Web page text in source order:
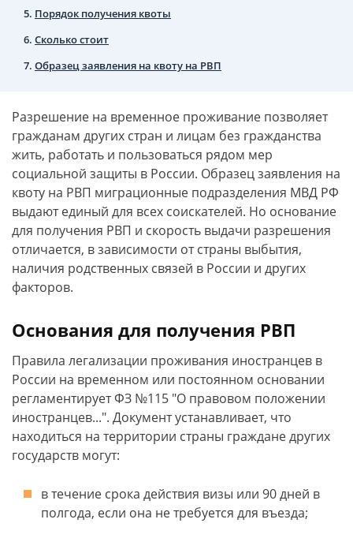
Порядок получения квоты
Сколько стоит
Образец заявления на квоту на РВП
Разрешение на временное проживание позволяет
гражданам других стран и лицам без гражданства
жить, работать и пользоваться рядом мер
социальной защиты в России. Образец заявления на
квоту на РВП миграционные подразделения МВД РФ
выдают единый для всех соискателей. Но основание
для получения РВП и скорость выдачи разрешения
отличается, в зависимости от страны выбытия,
наличия родственных связей в России и других
факторов.
Основания для получения РВП
Правила легализации проживания иностранцев в
России на временном или постоянном основании
регламентирует ФЗ №115 "О правовом положении
иностранцев...". Документ устанавливает, что
находиться на территории страны граждане других
государств могут:
в течение срока действия визы или 90 дней в
полгода, если она не требуется для въезда;